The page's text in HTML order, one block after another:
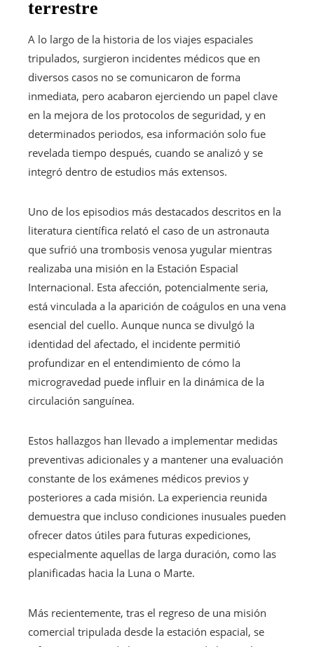
terrestre
A lo largo de la historia de los viajes espaciales
tripulados, surgieron incidentes médicos que en
diversos casos no se comunicaron de forma
inmediata, pero acabaron ejerciendo un papel clave
en la mejora de los protocolos de seguridad, y en
determinados periodos, esa información solo fue
revelada tiempo después, cuando se analizó y se
integró dentro de estudios más extensos.
Uno de los episodios más destacados descritos en la
literatura científica relató el caso de un astronauta
que sufrió una trombosis venosa yugular mientras
realizaba una misión en la Estación Espacial
Internacional. Esta afección, potencialmente seria,
está vinculada a la aparición de coágulos en una vena
esencial del cuello. Aunque nunca se divulgó la
identidad del afectado, el incidente permitió
profundizar en el entendimiento de cómo la
microgravedad puede influir en la dinámica de la
circulación sanguínea.
Estos hallazgos han llevado a implementar medidas
preventivas adicionales y a mantener una evaluación
constante de los exámenes médicos previos y
posteriores a cada misión. La experiencia reunida
demuestra que incluso condiciones inusuales pueden
ofrecer datos útiles para futuras expediciones,
especialmente aquellas de larga duración, como las
planificadas hacia la Luna o Marte.
Más recientemente, tras el regreso de una misión
comercial tripulada desde la estación espacial, se